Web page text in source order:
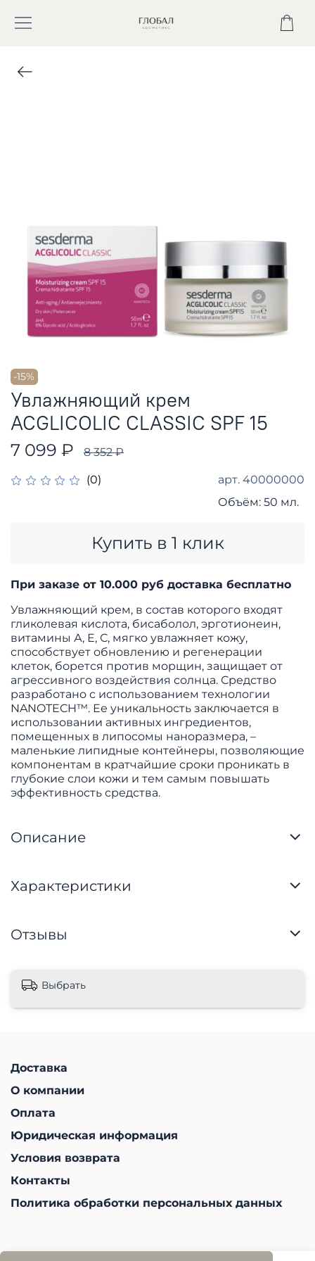
-15%
(0) арт. 40000000
Объём: 50 мл.
Увлажняющий крем
ACGLICOLIC CLASSIC SPF 15
7 099 ₽ 8 352 ₽
Купить в 1 клик
При заказе от 10.000 руб доставка бесплатно
Увлажняющий крем, в состав которого входят
гликолевая кислота, бисаболол, эрготионеин,
витамины А, Е, С, мягко увлажняет кожу,
способствует обновлению и регенерации
клеток, борется против морщин, защищает от
агрессивного воздействия солнца. Средство
разработано с использованием технологии
NANOTECH™. Ее уникальность заключается в
использовании активных ингредиентов,
помещенных в липосомы наноразмера, –
маленькие липидные контейнеры, позволяющие
компонентам в кратчайшие сроки проникать в
глубокие слои кожи и тем самым повышать
эффективность средства.
Описание
Характеристики
Отзывы
Выбрать
Доставка
О компании
Оплата
Юридическая информация
Условия возврата
Контакты
Политика обработки персональных данных